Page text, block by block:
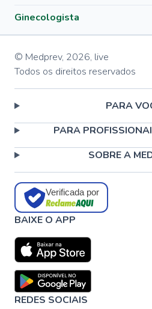
Ginecologista
© Medprev, 2026, live
Todos os direitos reservados
PARA
PARA
SOBRE A
Verificada por
BAIXE O APP
REDES SOCIAIS